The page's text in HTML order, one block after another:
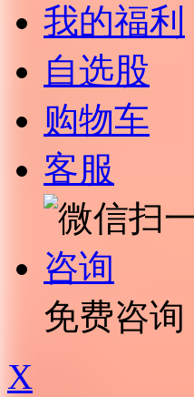
我的福利
自选股
购物车
客服
咨询
免费咨询
X